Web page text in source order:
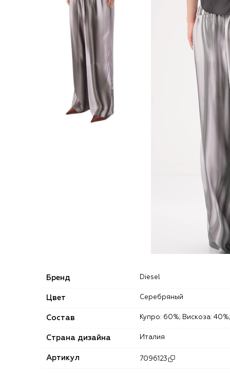
Бренд Diesel
Цвет Серебряный
Состав Купро: 60%; Вискоза: 40%;
Страна дизайна Италия
Артикул 7096123